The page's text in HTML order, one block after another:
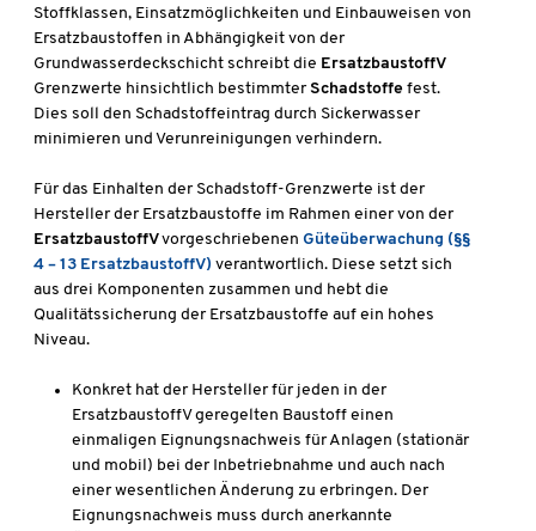
Stoffklassen, Einsatzmöglichkeiten und Einbauweisen von
Ersatzbaustoffen in Abhängigkeit von der
Grundwasserdeckschicht schreibt die ErsatzbaustoffV
Grenzwerte hinsichtlich bestimmterSchadstoffe fest.
Dies soll den Schadstoffeintrag durch Sickerwasser
minimieren und Verunreinigungen verhindern.
Für das Einhalten der Schadstoff-Grenzwerte ist der
Hersteller der Ersatzbaustoffe im Rahmen einer von der
ErsatzbaustoffVvorgeschriebenen Güteüberwachung (§§
4 – 13 ErsatzbaustoffV) verantwortlich. Diese setzt sich
aus drei Komponenten zusammen und hebt die
Qualitätssicherung der Ersatzbaustoffe auf ein hohes
Niveau.
Konkret hat der Hersteller für jeden in der
ErsatzbaustoffV geregelten Baustoff einen
einmaligen Eignungsnachweis für Anlagen (stationär
und mobil) bei der Inbetriebnahme und auch nach
einer wesentlichen Änderung zu erbringen. Der
Eignungsnachweis muss durch anerkannte